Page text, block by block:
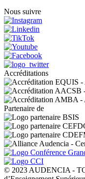
Nous suivre
Accréditations
Partenaire de
© 2023 AUDENCIA -